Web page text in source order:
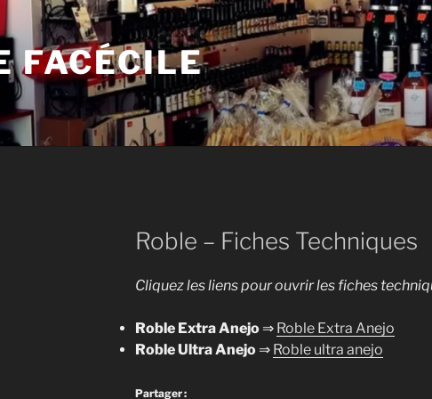
FACÉCILE
Roble – Fiches Techniques
Cliquez les liens pour ouvrir les fiches
Roble Extra Anejo⇒ Roble Extra Anejo
Roble Ultra Anejo⇒ Roble ultra anejo
Partager :